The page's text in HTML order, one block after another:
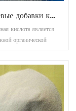
пищевые добавки кислый агент безводная лимонная кислота
кислота является
органической
кислоты, часто
молекулу
воды, без
сильной кислотности,